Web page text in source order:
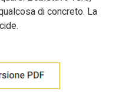
di concreto. La